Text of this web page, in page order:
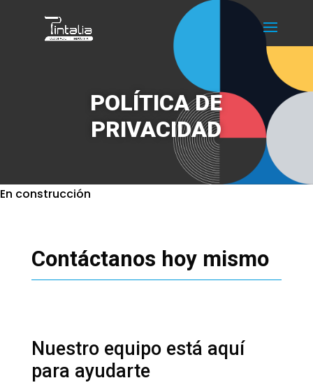
POLÍTICA DE
PRIVACIDAD
En construcción
Contáctanos hoy mismo
Nuestro equipo está aquí
para ayudarte